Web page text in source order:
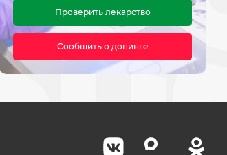
Проверить лекарство
Сообщить о допинге